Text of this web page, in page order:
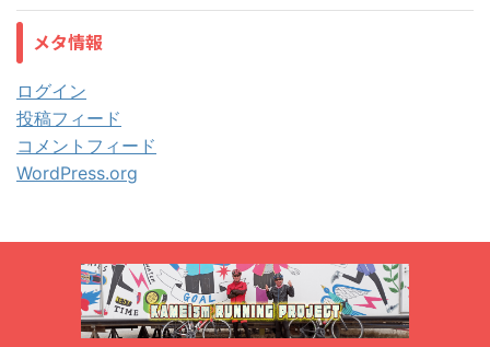
メタ情報
ログイン
投稿フィード
コメントフィード
WordPress.org